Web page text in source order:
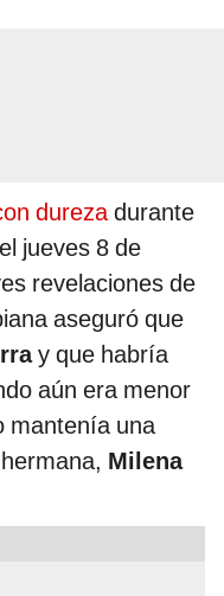
durezadurante
jueves 8 de
revelaciones de
aseguró que
y que habría
aún era menor
mantenía una
Milena